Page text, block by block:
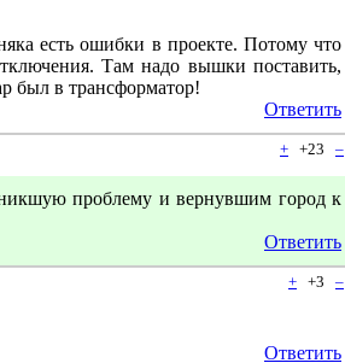
есть ошибки в проекте. Потому что
Там надо вышки поставить,
был в трансформатор!
Ответить
+ +23 –
проблему и вернувшим город к
Ответить
+ +3 –
Ответить